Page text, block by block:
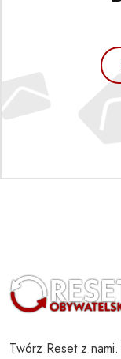
Twórz Reset z